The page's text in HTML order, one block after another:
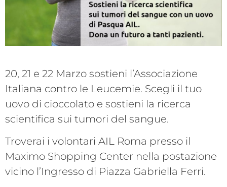
20, 21 e 22 Marzo sostieni l’Associazione
Italiana contro le Leucemie. Scegli il tuo
uovo di cioccolato e sostieni la ricerca
scientifica sui tumori del sangue.
Troverai i volontari AIL Roma presso il
Maximo Shopping Center nella postazione
vicino l’Ingresso di Piazza Gabriella Ferri.